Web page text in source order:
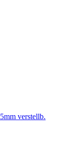
verstellb.